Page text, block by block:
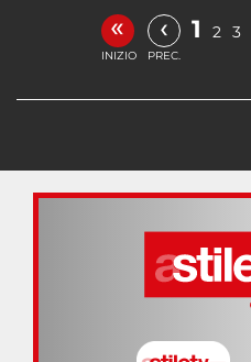
«
INIZIO
‹
PREC.
1 2 3